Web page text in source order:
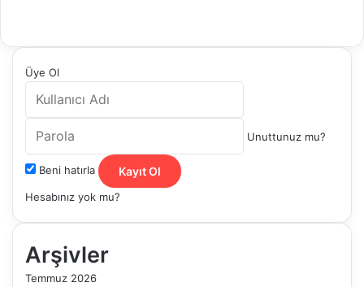
Üye Ol
Unuttunuz mu?
Beni hatırla Kayıt Ol
Hesabınız yok mu?
Arşivler
Temmuz 2026